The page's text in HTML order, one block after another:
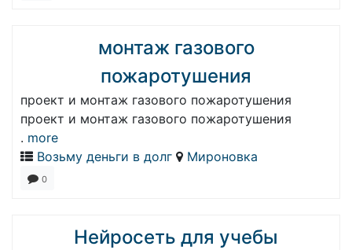
монтаж газового
пожаротушения
проект и монтаж газового пожаротушения
проект и монтаж газового пожаротушения
. more
Возьму деньги в долг
Мироновка
0
Нейросеть для учебы